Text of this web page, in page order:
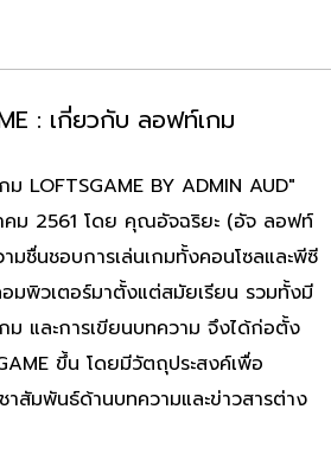
: เกี่ยวกับ ลอฟท์เกม
ม LOFTSGAME BY ADMIN AUD"
ม 2561 โดย คุณอัจฉริยะ (อัจ ลอฟท์
มชื่นชอบการเล่นเกมทั้งคอนโซลและพีซี
มพิวเตอร์มาตั้งแต่สมัยเรียน รวมทั้งมี
ม และการเขียนบทความ จึงได้ก่อตั้ง
ขึ้น โดยมีวัตถุประสงค์เพื่อ
าสัมพันธ์ด้านบทความและข่าวสารต่าง